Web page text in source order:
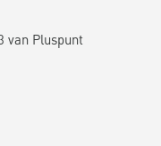
van Pluspunt